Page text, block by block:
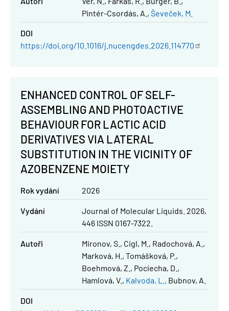
Pintér-Csordás, A.
Ševeček, M.
DOI
https://doi.org/10.1016/j.nucengdes.2026.114770
ENHANCED CONTROL OF SELF-
ASSEMBLING AND PHOTOACTIVE
BEHAVIOUR FOR LACTIC ACID
DERIVATIVES VIA LATERAL
SUBSTITUTION IN THE VICINITY OF
AZOBENZENE MOIETY
Rok vydání 2026
Vydání
Journal of Molecular Liquids. 2026,
446 ISSN 0167-7322.
Autoři Mironov, S. Cigl, M.
Radochová, A.
Marková, H.
Tomášková, P.
Boehmová, Z.
Pociecha, D.
Hamlová, V. Kalvoda, L. Bubnov, A.
DOI